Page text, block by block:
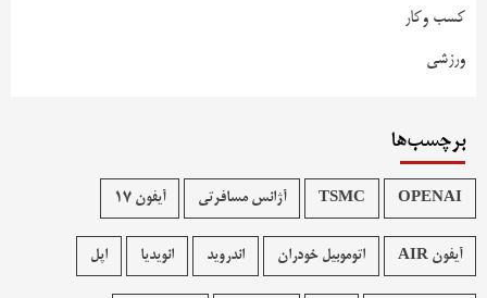
کسب وکار
ورزشی
برچسب‌ها
OPENAI
TSMC آژانس مسافرتی آیفون 17
آیفون AIR اتوموبیل خودران اندروید انویدیا اپل